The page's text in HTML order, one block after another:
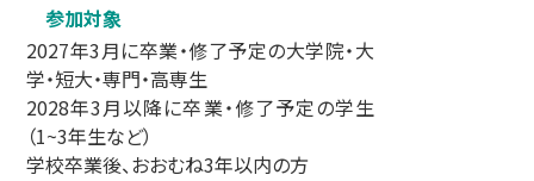
参加対象
2027年3月に卒業・修了予定の大学院・大
学・短大・専門・高専生
2028年3月以降に卒業・修了予定の学生
（1~3年生など）
学校卒業後、おおむね3年以内の方